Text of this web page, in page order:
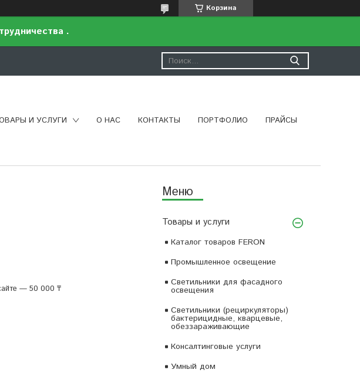
Корзина
.
И УСЛУГИ О НАС КОНТАКТЫ ПОРТФОЛИО ПРАЙСЫ
Товары и услуги
Каталог товаров FERON
Промышленное освещение
Светильники для фасадного
освещения
Светильники (рециркуляторы)
бактерицидные, кварцевые,
обеззараживающие
Консалтинговые услуги
Умный дом
— 50 000 ₸